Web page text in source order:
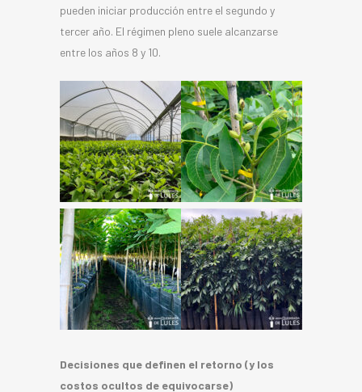
pueden iniciar producción entre el segundo y
tercer año. El régimen pleno suele alcanzarse
entre los años 8 y 10.
Decisiones que definen el retorno (y los
costos ocultos de equivocarse)